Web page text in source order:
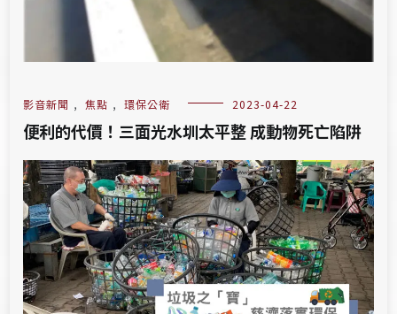
影音新聞 , 焦點 , 環保公衛 2023-04-22
便利的代價！三面光水圳太平整 成動物死亡陷阱